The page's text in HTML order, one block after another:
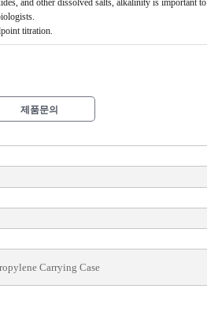
and other dissolved salts, alkalinity is important to
titration.
제품문의
Carrying Case